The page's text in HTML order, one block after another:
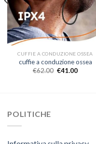
CUFFIE A CONDUZIONE OSSEA
cuffie a conduzione ossea
€62.00 €41.00
POLITICHE